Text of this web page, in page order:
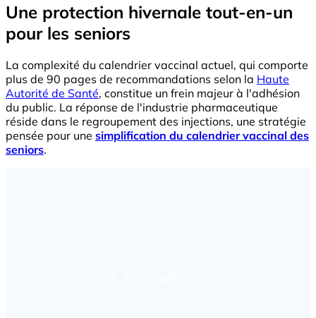
Une protection hivernale tout-en-un
pour les seniors
La complexité du calendrier vaccinal actuel, qui comporte
plus de 90 pages de recommandations selon la Haute
Autorité de Santé, constitue un frein majeur à l'adhésion
du public. La réponse de l'industrie pharmaceutique
réside dans le regroupement des injections, une stratégie
pensée pour une simplification du calendrier vaccinal des
seniors.